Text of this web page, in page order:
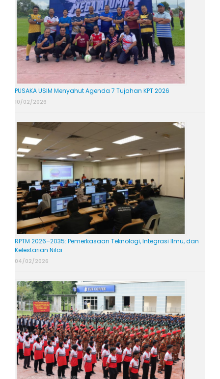
PUSAKA USIM Menyahut Agenda 7 Tujahan KPT 2026
10/02/2026
RPTM 2026–2035: Pemerkasaan Teknologi, Integrasi Ilmu, dan
Kelestarian Nilai
04/02/2026